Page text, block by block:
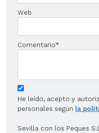
Web
Comentario*
He leído, acepto y
personales según la
Sevilla con los Peques